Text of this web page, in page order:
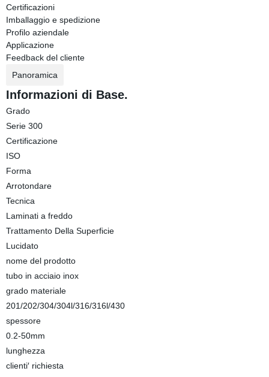
Certificazioni
Imballaggio e spedizione
Profilo aziendale
Applicazione
Feedback del cliente
Panoramica
Informazioni di Base.
Grado
Serie 300
Certificazione
ISO
Forma
Arrotondare
Tecnica
Laminati a freddo
Trattamento Della Superficie
Lucidato
nome del prodotto
tubo in acciaio inox
grado materiale
201/202/304/304l/316/316l/430
spessore
0.2-50mm
lunghezza
clienti′ richiesta